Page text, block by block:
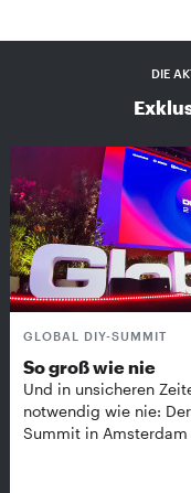
DIE
GLOBAL DIY-SUMMIT
So groß wie nie
Und in unsicheren
notwendig wie nie:
Summit in